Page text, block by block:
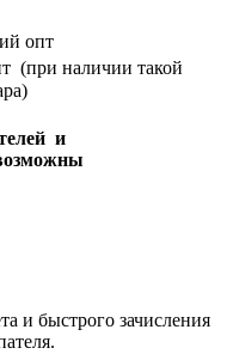
опт
(при наличии такой
и
и быстрого зачисления